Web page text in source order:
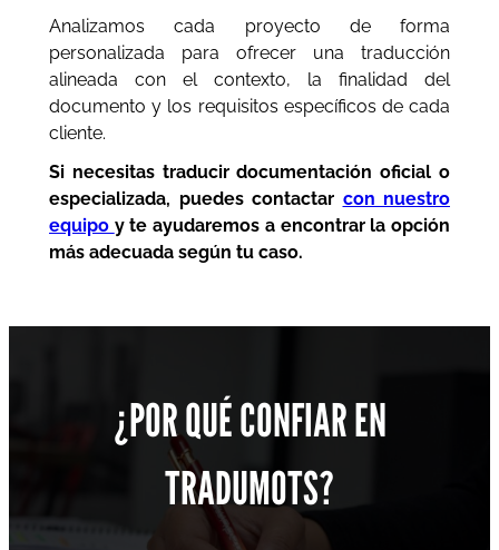
Analizamos cada proyecto de forma
personalizada para ofrecer una traducción
alineada con el contexto, la finalidad del
documento y los requisitos específicos de cada
cliente.
Si necesitas traducir documentación oficial o
especializada, puedes contactar con nuestro
equipo y te ayudaremos a encontrar la opción
más adecuada según tu caso.
¿POR QUÉ CONFIAR EN
TRADUMOTS?